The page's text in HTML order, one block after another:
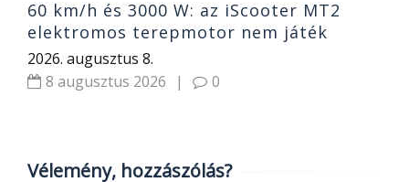
60 km/h és 3000 W: az iScooter MT2
elektromos terepmotor nem játék
2026. augusztus 8.
8 augusztus 2026
| 0
Vélemény, hozzászólás?